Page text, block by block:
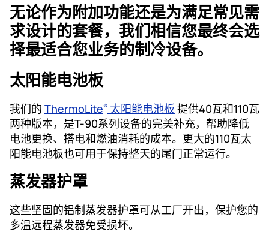
无论作为附加功能还是为满足常见需
求设计的套餐，我们相信您最终会选
择最适合您业务的制冷设备。
太阳能电池板
我们的 ThermoLite® 太阳能电池板 提供40瓦和110瓦
两种版本，是T-90系列设备的完美补充，帮助降低
电池更换、搭电和燃油消耗的成本。更大的110瓦太
阳能电池板也可用于保持整天的尾门正常运行。
蒸发器护罩
这些坚固的铝制蒸发器护罩可从工厂开出，保护您的
多温远程蒸发器免受损坏。